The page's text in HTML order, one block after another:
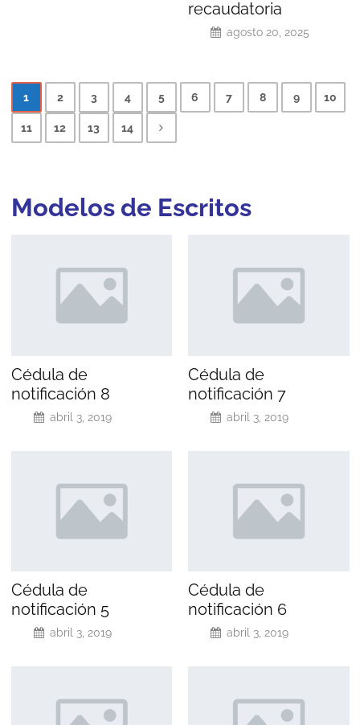
recaudatoria
agosto 20, 2025
1 2 3 4 5 6 7 8 9 10
11 12 13 14
Modelos de Escritos
Cédula de
notificación 8
abril 3, 2019
Cédula de
notificación 7
abril 3, 2019
Cédula de
notificación 5
abril 3, 2019
Cédula de
notificación 6
abril 3, 2019